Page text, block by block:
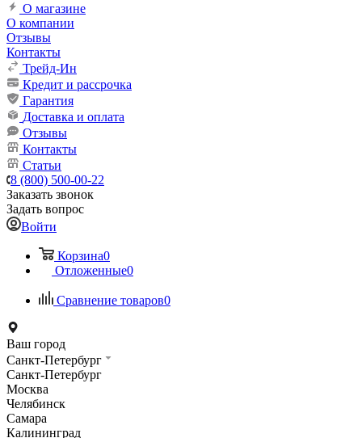
О магазине
О компании
Отзывы
Контакты
Трейд-Ин
Кредит и рассрочка
Гарантия
Доставка и оплата
Отзывы
Контакты
Статьи
8 (800) 500-00-22
Заказать звонок
Задать вопрос
Войти
Корзина0
Отложенные0
Сравнение товаров0
Ваш город
Санкт-Петербург
Санкт-Петербург
Москва
Челябинск
Самара
Калининград